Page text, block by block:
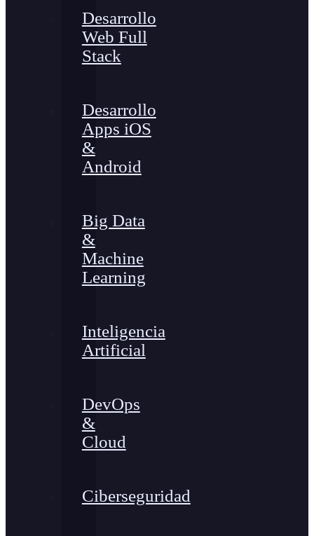
Desarrollo
Web Full
Stack
Desarrollo
Apps iOS
&
Android
Big Data
&
Machine
Learning
Inteligencia
Artificial
DevOps
&
Cloud
Ciberseguridad